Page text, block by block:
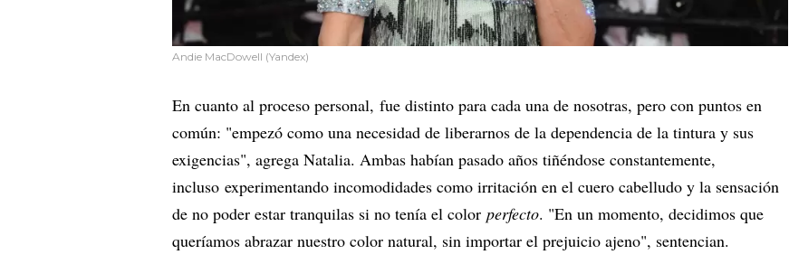
Andie MacDowell (Yandex)
En cuanto al proceso personal, fue distinto para cada una de nosotras, pero con puntos en
común: "empezó como una necesidad de liberarnos de la dependencia de la tintura y sus
exigencias", agrega Natalia. Ambas habían pasado años tiñéndose constantemente,
incluso experimentando incomodidades como irritación en el cuero cabelludo y la sensación
de no poder estar tranquilas si no tenía el color perfecto. "En un momento, decidimos que
queríamos abrazar nuestro color natural, sin importar el prejuicio ajeno", sentencian.